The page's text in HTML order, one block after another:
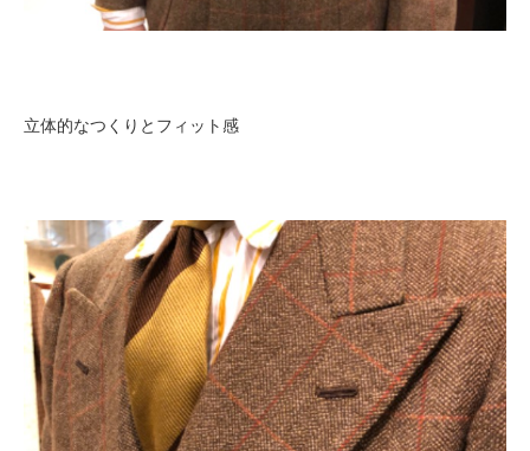
立体的なつくりとフィット感